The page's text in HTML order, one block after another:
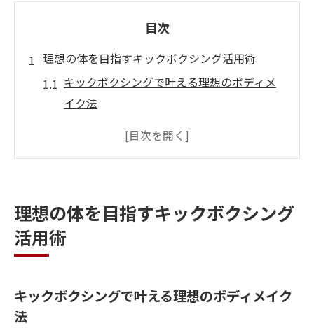
目次
理想の体を目指すキックボクシング活用術
キックボクシングで叶える理想のボディメ
イク法
全身運動が導く健康的なダイエットの秘訣
初めてでも安心できるキックボクシングの
始め方
サプリとキックボクシングの相乗効果を実感す
理想の体を目指すキックボクシング
活用術
キックボクシングで叶える理想のボディメイク
法